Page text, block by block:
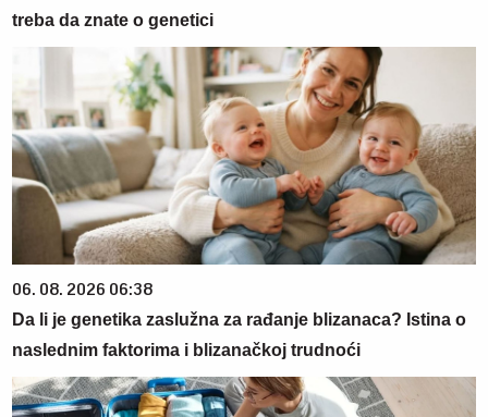
treba da znate o genetici
06. 08. 2026 06:38
Da li je genetika zaslužna za rađanje blizanaca? Istina o
naslednim faktorima i blizanačkoj trudnoći